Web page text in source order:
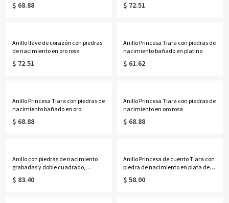
$ 68.88 $ 72.51
Anillo llave de corazón con piedras
de nacimiento en oro rosa
$ 72.51
Anillo Princesa Tiara con piedras de
nacimiento bañado en platino
$ 61.62
Anillo Princesa Tiara con piedras de
nacimiento bañado en oro
$ 68.88
Anillo Princesa Tiara con piedras de
nacimiento en oro rosa
$ 68.88
Anillo con piedras de nacimiento
grabadas y doble cuadrado,
chapado en platino
$ 83.40
Anillo Princesa de cuento Tiara con
piedra de nacimiento en plata de
ley
$ 58.00